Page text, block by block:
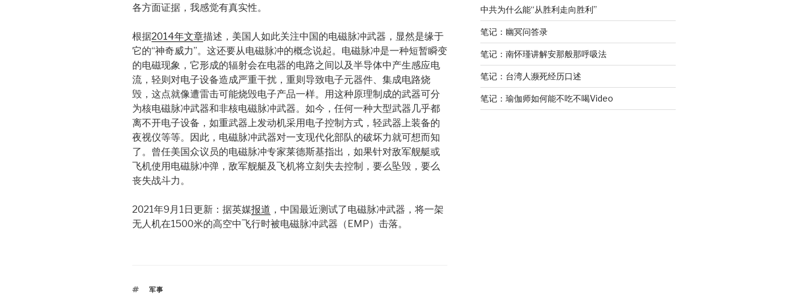
各方面证据，我感觉有真实性。
根据2014年文章描述，美国人如此关注中国的电磁脉冲武器，显然是缘于
它的“神奇威力”。这还要从电磁脉冲的概念说起。电磁脉冲是一种短暂瞬变
的电磁现象，它形成的辐射会在电器的电路之间以及半导体中产生感应电
流，轻则对电子设备造成严重干扰，重则导致电子元器件、集成电路烧
毁，这点就像遭雷击可能烧毁电子产品一样。用这种原理制成的武器可分
为核电磁脉冲武器和非核电磁脉冲武器。如今，任何一种大型武器几乎都
离不开电子设备，如重武器上发动机采用电子控制方式，轻武器上装备的
夜视仪等等。因此，电磁脉冲武器对一支现代化部队的破坏力就可想而知
了。曾任美国众议员的电磁脉冲专家莱德斯基指出，如果针对敌军舰艇或
飞机使用电磁脉冲弹，敌军舰艇及飞机将立刻失去控制，要么坠毁，要么
丧失战斗力。
2021年9月1日更新：据英媒报道 ，中国最近测试了电磁脉冲武器，将一架
无人机在1500米的高空中飞行时被电磁脉冲武器（EMP）击落。
TAGS
军事
中共为什么能“从胜利走向胜利”
笔记：幽冥问答录
笔记：南怀瑾讲解安那般那呼吸法
笔记：台湾人濒死经历口述
笔记：瑜伽师如何能不吃不喝Video